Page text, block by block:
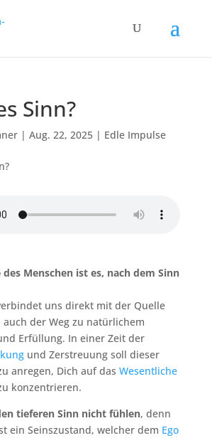
Sinn?
| Aug. 22, 2025| Edle Impulse
des Menschen ist es, nach dem Sinn
uns direkt mit der Quelle
der Weg zu natürlichem
Erfüllung. In einer Zeit der
und Zerstreuung soll dieser
anregen, Dich auf das Wesentliche
konzentrieren.
tieferen Sinn nicht fühlen, denn
ein Seinszustand, welcher dem Ego